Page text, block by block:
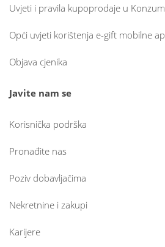
Uvjeti i pravila kupoprodaje u
Opći uvjeti korištenja e-gift mobilne
Objava cjenika
Javite nam se
Korisnička podrška
Pronađite nas
Poziv dobavljačima
Nekretnine i zakupi
Karijere